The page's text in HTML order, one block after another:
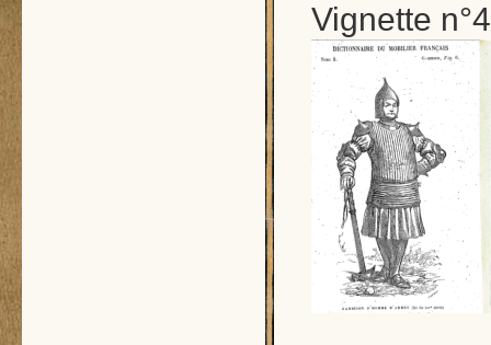
Vignette